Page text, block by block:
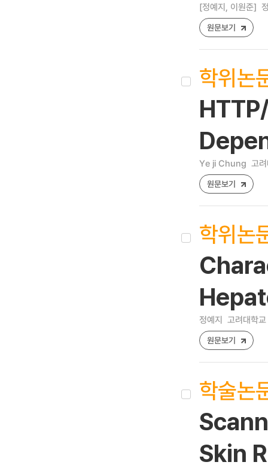
[정예지, 이원준]
원문보기
학위논
Ye ji Chung 고
원문보기
학위논
정예지 고려대학
원문보기
학술논
Skin